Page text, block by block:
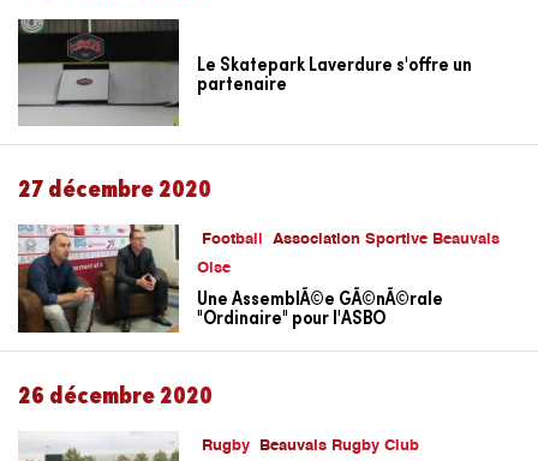
Le Skatepark Laverdure s'offre un
partenaire
27 décembre 2020
Football
Association Sportive Beauvais
Oise
Une AssemblÃ©e GÃ©nÃ©rale
"Ordinaire" pour l'ASBO
26 décembre 2020
Rugby Beauvais Rugby Club